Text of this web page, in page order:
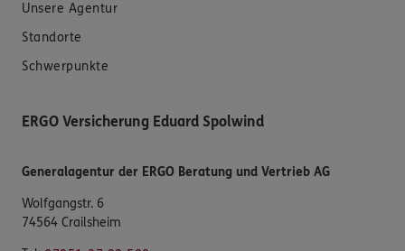
Unsere Agentur
Standorte
Schwerpunkte
ERGO Versicherung Eduard Spolwind
Generalagentur der ERGO Beratung und Vertrieb AG
Wolfgangstr. 6
74564 Crailsheim